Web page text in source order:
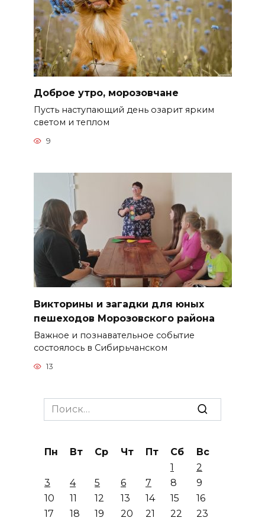
Доброе утро, морозовчане
Пусть наступающий день озарит ярким
светом и теплом
9
Викторины и загадки для юных
пешеходов Морозовского района
Важное и познавательное событие
состоялось в Сибирьчанском
13
Search
for:
Пн Вт Ср Чт Пт Сб
Вс
1
2
3
4 5 6 7 8
9
10
11 12 13 14 15
16
17
18 19 20 21 22
23